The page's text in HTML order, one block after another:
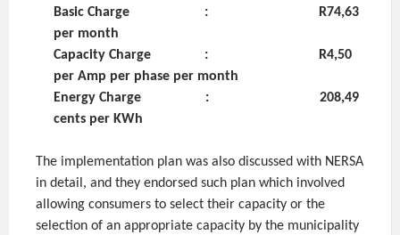
Basic Charge : R74,63
per month
Capacity Charge : R4,50
per Amp per phase per month
Energy Charge : 208,49
cents per KWh
The implementation plan was also discussed with NERSA
in detail, and they endorsed such plan which involved
allowing consumers to select their capacity or the
selection of an appropriate capacity by the municipality